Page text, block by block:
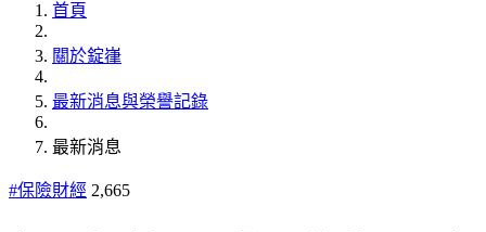
首頁
關於錠嵂
最新消息與榮譽記錄
最新消息
#保險財經 2,665